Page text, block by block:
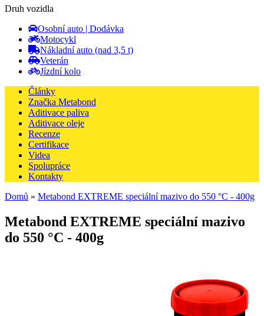
Druh vozidla
Osobní auto | Dodávka
Motocykl
Nákladní auto (nad 3,5 t)
Veterán
Jízdní kolo
Články
Značka Metabond
Aditivace paliva
Aditivace oleje
Recenze
Certifikace
Videa
Spolupráce
Kontakty
Domů » Metabond EXTREME speciální mazivo do 550 °C - 400g
Metabond EXTREME speciální mazivo
do 550 °C - 400g